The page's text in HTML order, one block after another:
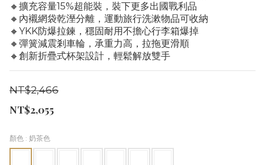
🔸擴充容量15%超能裝，裝下更多出國戰利品
🔸內襯網袋乾溼分離，運動旅行洗漱物品可收納
🔸YKK防爆拉鍊，穩固耐用不擔心行李箱爆掉
🔸彈簧減震剎車輪，承重力高，拉拖更滑順
🔸創新折疊式杯架設計，輕鬆解放雙手
NT$2,466
NT$2,055
顏色 : 奶茶色